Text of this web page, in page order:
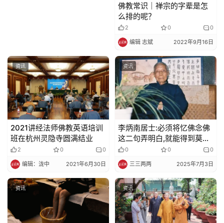
佛教常识｜禅宗的字辈是怎
么排的呢？
2 0 0
编辑 志斌 2022年9月16日
资讯
2021讲经法师佛教英语培训
班在杭州灵隐寺圆满结业
2 0 0
编辑：泷中 2021年6月30日
资讯
李炳南居士:必须将忆佛念佛
这二句弄明白,就能得到莫大
的利益
0 0 0
三三两两 2025年7月3日
资讯 资讯